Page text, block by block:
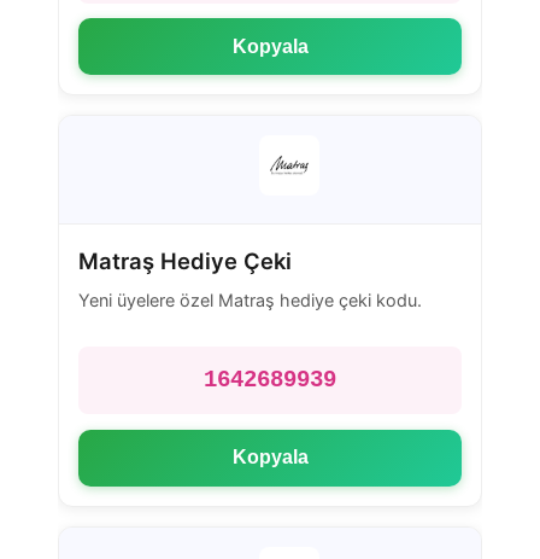
Kopyala
Matraş Hediye Çeki
Yeni üyelere özel Matraş hediye çeki kodu.
1642689939
Kopyala